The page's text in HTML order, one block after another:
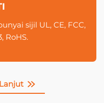
sijil UL, CE, FCC,
RoHS.